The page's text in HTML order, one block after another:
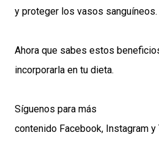
y proteger los vasos sanguíneos.
Ahora que sabes estos
incorporarla en tu dieta.
Síguenos para más
contenido Facebook, Instagram y